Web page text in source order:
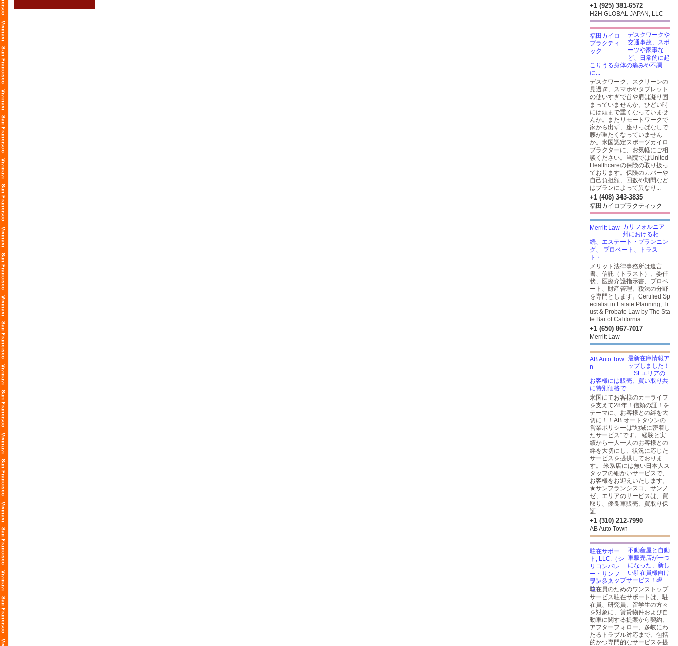
+1 (925) 381-6572
H2H GLOBAL JAPAN, LLC
デスクワークや
交通事故、スポ
ーツや家事な
ど、日常的に起
こりうる身体の痛みや不調
に...
デスクワーク、スクリーンの
見過ぎ、スマホやタブレット
の使いすぎで首や肩は凝り固
まっていませんか。ひどい時
には頭まで重くなっていませ
んか。またリモートワークで
家から出ず、座りっぱなしで
腰が重たくなっていません
か。米国認定スポーツカイロ
プラクターに、お気軽にご相
談ください。当院ではUnited
Healthcareの保険の取り扱っ
ております。保険のカバーや
自己負担額、回数や期間など
はプランによって異なり...
+1 (408) 343-3835
福田カイロプラクティック
カリフォルニア
州における相
続、エステート・プランニン
グ、 プロベート、トラス
ト・...
メリット法律事務所は遺言
書、信託（トラスト）、委任
状、医療介護指示書、プロベ
ート、財産管理、税法の分野
を専門とします。Certified Sp
ecialist in Estate Planning, Tr
ust & Probate Law by The Sta
te Bar of California
+1 (650) 867-7017
Merritt Law
最新在庫情報ア
ップしました！
SFエリアの
お客様には販売、買い取り共
に特別価格で...
米国にてお客様のカーライフ
を支えて28年！信頼の証！を
テーマに、お客様との絆を大
切に！！AB オートタウンの
営業ポリシーは“地域に密着し
たサービス”です。 経験と実
績から一人一人のお客様との
絆を大切にし、状況に応じた
サービスを提供しておりま
す。 米系店には無い日本人ス
タッフの細かいサービスで、
お客様をお迎えいたします。
★サンフランシスコ、サンノ
ゼ、エリアのサービスは、買
取り、優良車販売、買取り保
証...
+1 (310) 212-7990
AB Auto Town
不動産屋と自動
車販売店が一つ
になった、新し
い駐在員様向け
ワンストップサービス！🌈...
駐在員のためのワンストップ
サービス駐在サポートは、駐
在員、研究員、留学生の方々
を対象に、賃貸物件および自
動車に関する提案から契約、
アフターフォロー、多岐にわ
たるトラブル対応まで、包括
的かつ専門的なサービスを提